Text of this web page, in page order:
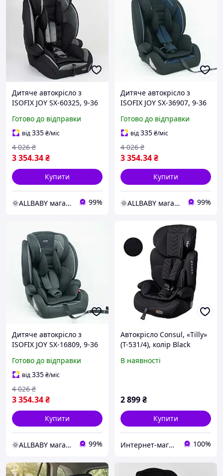
Дитяче автокрісло з
ISOFIX JOY SX-60325, 9-36
1/2/3, ізофикс
Готово до відправки
від335₴/міс
3 354.34₴
4 026 ₴
Купити
🌞ALLBABY магазин товарів для дітей 99%
Дитяче автокрісло з
ISOFIX JOY SX-36907, 9-36
1/2/3, ізофикс
Готово до відправки
від335₴/міс
3 354.34₴
4 026 ₴
Купити
🌞ALLBABY магазин товарів для дітей 99%
Дитяче автокрісло з
ISOFIX JOY SX-16809, 9-36
1/2/3, ізофикс
Готово до відправки
від335₴/міс
3 354.34₴
4 026 ₴
Купити
🌞ALLBABY магазин товарів для дітей 99%
Автокрісло Consul, «Tilly»
(T-531/4), колір Black
В наявності
2 899₴
Купити
Интернет-магазин детских товаров "Jennifer" 100%